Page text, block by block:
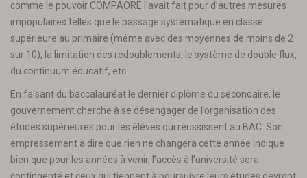
comme le pouvoir COMPAORE l’avait fait pour d’autres mesures
impopulaires telles que le passage systématique en classe
supérieure au primaire (même avec des moyennes de moins de 2
sur 10), la limitation des redoublements, le système de double flux,
du continuum éducatif, etc.
En faisant du baccalauréat le dernier diplôme du secondaire, le
gouvernement cherche à se désengager de l’organisation des
études supérieures pour les élèves qui réussissent au BAC. Son
empressement à dire que rien ne changera cette année indique
bien que pour les années à venir, l’accès à l’université sera